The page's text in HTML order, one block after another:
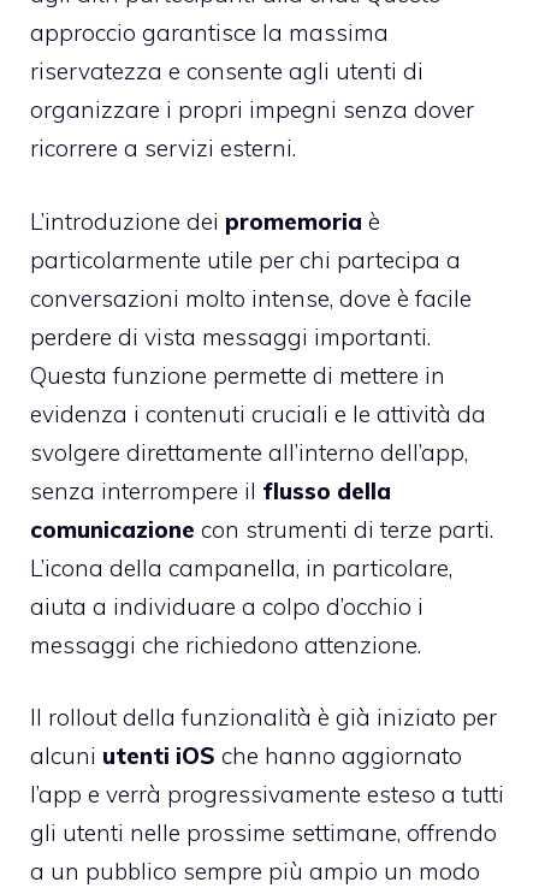
approccio garantisce la massima
riservatezza e consente agli utenti di
organizzare i propri impegni senza dover
ricorrere a servizi esterni.
L’introduzione dei promemoria è
particolarmente utile per chi partecipa a
conversazioni molto intense, dove è facile
perdere di vista messaggi importanti.
Questa funzione permette di mettere in
evidenza i contenuti cruciali e le attività da
svolgere direttamente all’interno dell’app,
senza interrompere il flusso della
comunicazione con strumenti di terze parti.
L’icona della campanella, in particolare,
aiuta a individuare a colpo d’occhio i
messaggi che richiedono attenzione.
Il rollout della funzionalità è già iniziato per
alcuni utenti iOS che hanno aggiornato
l’app e verrà progressivamente esteso a tutti
gli utenti nelle prossime settimane, offrendo
a un pubblico sempre più ampio un modo